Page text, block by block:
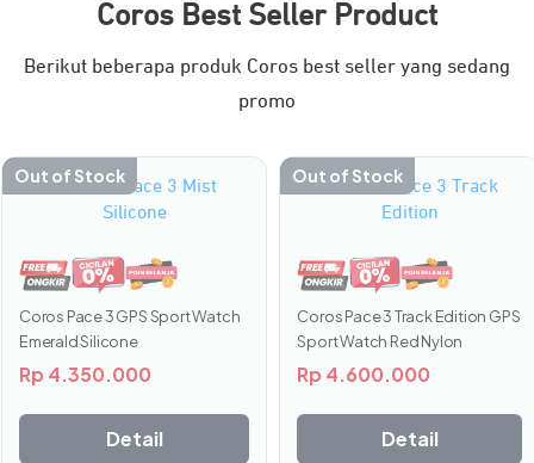
Coros Best Seller Product
Berikut beberapa produk Coros best seller yang sedang
promo
Out of Stock
Coros Pace 3 GPS Sport Watch
Emerald Silicone
Rp 4.350.000
Detail
Out of Stock
Coros Pace 3 Track Edition GPS
Sport Watch Red Nylon
Rp 4.600.000
Detail